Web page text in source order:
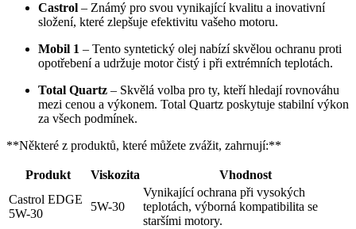
Castrol – Známý pro svou vynikající kvalitu a inovativní
složení, které zlepšuje efektivitu vašeho motoru.
Mobil 1 – Tento syntetický olej nabízí skvělou ochranu proti
opotřebení a udržuje motor čistý i při extrémních teplotách.
Total Quartz – Skvělá volba pro ty, kteří hledají rovnováhu
mezi cenou a výkonem. Total Quartz poskytuje stabilní výkon
za všech podmínek.
**Některé z produktů, které můžete zvážit, zahrnují:**
Produkt Viskozita
Vhodnost
Castrol EDGE
5W-30
5W-30
Vynikající ochrana při vysokých
teplotách, výborná kompatibilita se
staršími motory.